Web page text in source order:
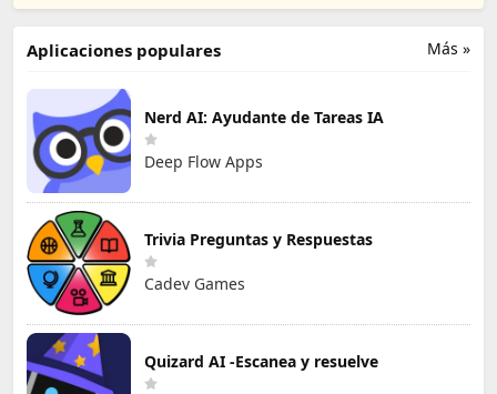
Co., Limited
Más »
Aplicaciones populares
Nerd AI: Ayudante de Tareas IA
Deep Flow Apps
Trivia Preguntas y Respuestas
Cadev Games
Quizard AI -Escanea y resuelve